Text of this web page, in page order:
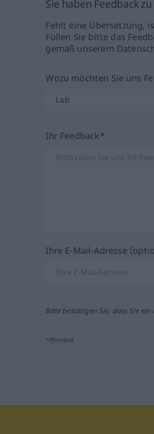
Sie haben Feedback
Fehlt eine Übersetzung,
Füllen Sie bitte das
gemäß unserem
Wozu möchten Sie uns
Ihr Feedback*
Ihre E-Mail-Adresse
Bitte bestätigen Sie, dass Sie
*Pflichtfeld